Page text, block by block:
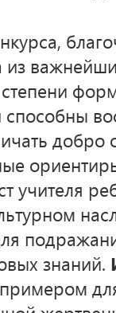
добро
учителя
знаний.